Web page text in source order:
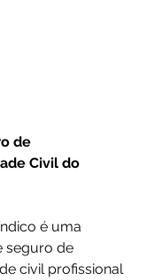
de
Civil do
é uma
seguro de
civil profissional